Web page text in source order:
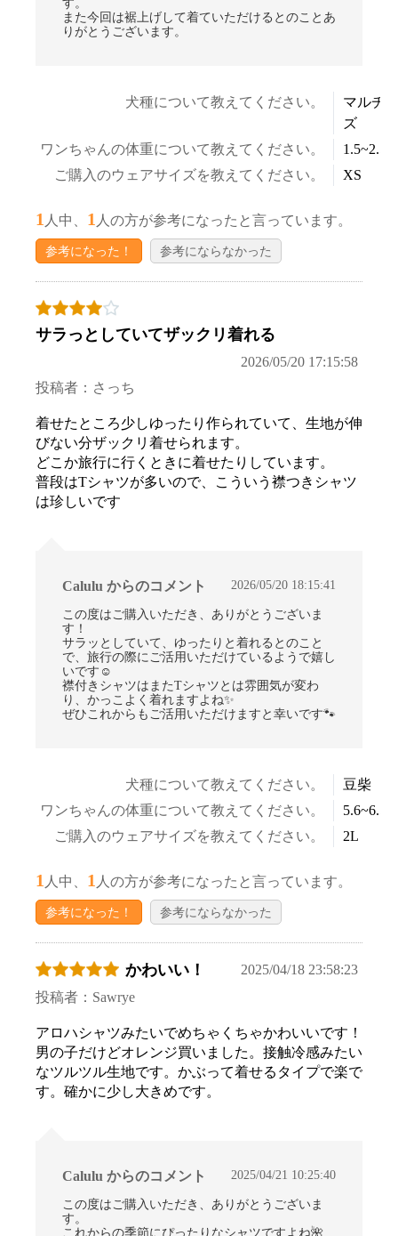
す。
また今回は裾上げして着ていただけるとのことあ
りがとうございます。
犬種について教えてください。
マルチ
ズ
ワンちゃんの体重について教えてください。
ご購入のウェアサイズを教えてください。
XS
1 人中、 1 人の方が参考になったと言っています。
参考になった！ 参考にならなかった
サラっとしていてザックリ着れる
2026/05/20 17:15:58
投稿者：さっち
着せたところ少しゆったり作られていて、生地が伸
びない分ザックリ着せられます。
どこか旅行に行くときに着せたりしています。
普段はTシャツが多いので、こういう襟つきシャツ
は珍しいです
Calulu からのコメント 2026/05/20 18:15:41
この度はご購入いただき、ありがとうございま
す！
サラッとしていて、ゆったりと着れるとのこと
で、旅行の際にご活用いただけているようで嬉し
いです☺
襟付きシャツはまたTシャツとは雰囲気が変わ
り、かっこよく着れますよね✨
ぜひこれからもご活用いただけますと幸いです🐾
犬種について教えてください。
豆柴
ワンちゃんの体重について教えてください。
ご購入のウェアサイズを教えてください。
2L
1 人中、 1 人の方が参考になったと言っています。
参考になった！ 参考にならなかった
かわいい！
2025/04/18 23:58:23
投稿者：Sawrye
アロハシャツみたいでめちゃくちゃかわいいです！
男の子だけどオレンジ買いました。接触冷感みたい
なツルツル生地です。かぶって着せるタイプで楽で
す。確かに少し大きめです。
Calulu からのコメント 2025/04/21 10:25:40
この度はご購入いただき、ありがとうございま
す。
これからの季節にぴったりなシャツですよね🌺